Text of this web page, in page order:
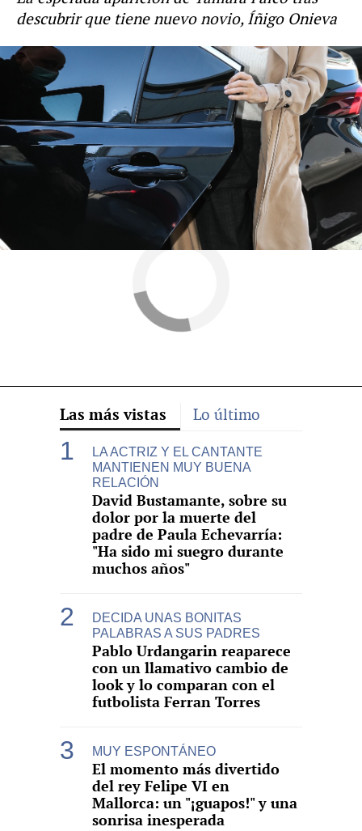
descubrir que tiene nuevo novio, Íñigo Onieva
Más sobre este tema:
Celebrities Íñigo Onieva hijos de famosos
Las más vistas Lo último
LA ACTRIZ Y EL CANTANTE
MANTIENEN MUY BUENA
RELACIÓN
David Bustamante, sobre su
dolor por la muerte del
padre de Paula Echevarría:
"Ha sido mi suegro durante
muchos años"
DECIDA UNAS BONITAS
PALABRAS A SUS PADRES
Pablo Urdangarin reaparece
con un llamativo cambio de
look y lo comparan con el
futbolista Ferran Torres
MUY ESPONTÁNEO
El momento más divertido
del rey Felipe VI en
Mallorca: un "¡guapos!" y una
sonrisa inesperada